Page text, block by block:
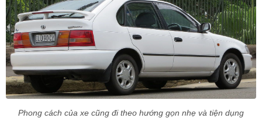
Phong cách của xe cũng đi theo hướng gọn nhẹ và tiện dụng